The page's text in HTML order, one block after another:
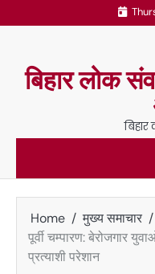
to
बिहार लोक
Home
मुख्य समाचार
पूर्वी चम्पारण: बेरोजगार
प्रत्याशी परेशान